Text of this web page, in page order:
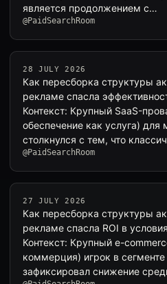
является продолжением с…
@PaidSearchRoom
28 JULY 2026
Как пересборка структуры
рекламе спасла
Контекст: Крупный SaaS-
обеспечение как услуга) для
столкнулся с тем, что
@PaidSearchRoom
27 JULY 2026
Как пересборка структуры
рекламе спасла ROI в
Контекст: Крупный e-
коммерция) игрок в
зафиксировал снижение